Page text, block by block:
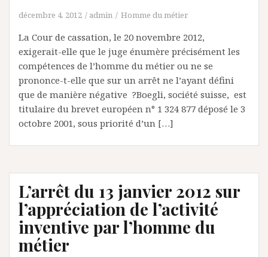
décembre 4, 2012 admin Homme du métier
La Cour de cassation, le 20 novembre 2012,
exigerait-elle que le juge énumère précisément les
compétences de l’homme du métier ou ne se
prononce-t-elle que sur un arrêt ne l’ayant défini
que de manière négative ?Boegli, société suisse, est
titulaire du brevet européen n° 1 324 877 déposé le 3
octobre 2001, sous priorité d’un […]
L’arrêt du 13 janvier 2012 sur
l’appréciation de l’activité
inventive par l’homme du
métier